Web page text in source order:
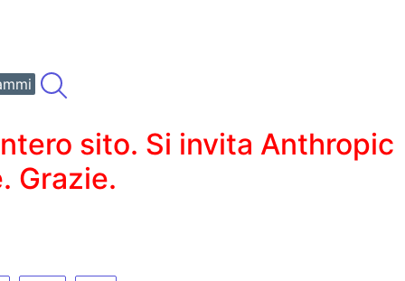
sito. Si invita Anthropic
Grazie.